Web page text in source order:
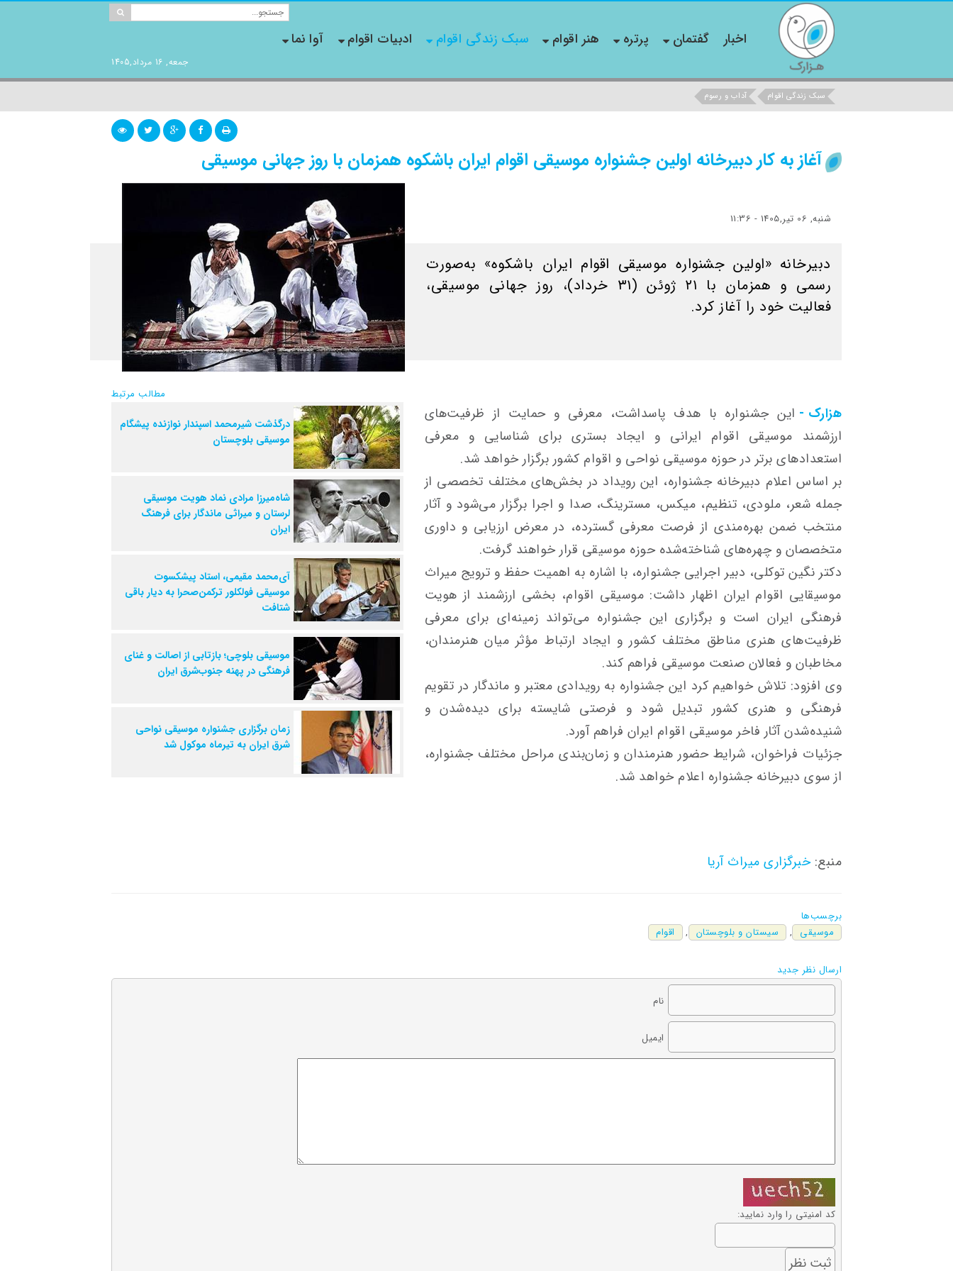
جمعه, 16 مرداد,1405
اخبار گفتمان پرتره هنر اقوام سبک زندگی اقوام ادبیات اقوام آوا نما
سبک زندگی اقوام آداب و رسوم
آغاز به کار دبیرخانه اولین جشنواره موسیقی اقوام ایران باشکوه همزمان با روز جهانی موسیقی
شنبه, 06 تیر,1405 - 11:36
دبیرخانه «اولین جشنواره موسیقی اقوام ایران باشکوه» به‌صورت
رسمی و همزمان با ۲۱ ژوئن (۳۱ خرداد)، روز جهانی موسیقی،
فعالیت خود را آغاز کرد.
هزارک - این جشنواره با هدف پاسداشت، معرفی و حمایت از ظرفیت‌های
ارزشمند موسیقی اقوام ایرانی و ایجاد بستری برای شناسایی و معرفی
استعدادهای برتر در حوزه موسیقی نواحی و اقوام کشور برگزار خواهد شد.
بر اساس اعلام دبیرخانه جشنواره، این رویداد در بخش‌های مختلف تخصصی از
جمله شعر، ملودی، تنظیم، میکس، مسترینگ، صدا و اجرا برگزار می‌شود و آثار
منتخب ضمن بهره‌مندی از فرصت معرفی گسترده، در معرض ارزیابی و داوری
متخصصان و چهره‌های شناخته‌شده حوزه موسیقی قرار خواهند گرفت.
دکتر نگین توکلی، دبیر اجرایی جشنواره، با اشاره به اهمیت حفظ و ترویج میراث
موسیقایی اقوام ایران اظهار داشت: موسیقی اقوام، بخشی ارزشمند از هویت
فرهنگی ایران است و برگزاری این جشنواره می‌تواند زمینه‌ای برای معرفی
ظرفیت‌های هنری مناطق مختلف کشور و ایجاد ارتباط مؤثر میان هنرمندان،
مخاطبان و فعالان صنعت موسیقی فراهم کند.
وی افزود: تلاش خواهیم کرد این جشنواره به رویدادی معتبر و ماندگار در تقویم
فرهنگی و هنری کشور تبدیل شود و فرصتی شایسته برای دیده‌شدن و
شنیده‌شدن آثار فاخر موسیقی اقوام ایران فراهم آورد.
جزئیات فراخوان، شرایط حضور هنرمندان و زمان‌بندی مراحل مختلف جشنواره،
از سوی دبیرخانه جشنواره اعلام خواهد شد.
منبع:خبرگزاری میراث آریا
مطالب مرتبط
درگذشت شیرمحمد اسپندار نوازنده پیشگام
موسیقی بلوچستان
شاه‌میرزا مرادی نماد هویت موسیقی
لرستان و میراثی ماندگار برای فرهنگ
ایران
آی‌محمد مقیمی، استاد پیشکسوت
موسیقی فولکلور ترکمن‌صحرا به دیار باقی
شتافت
موسیقی بلوچی؛ بازتابی از اصالت و غنای
فرهنگی در پهنه جنوب‌شرق ایران
زمان برگزاری جشنواره موسیقی نواحی
شرق ایران به تیرماه موکول شد
برچسب‌ها
موسیقی
, سیستان و بلوچستان , اقوام
ارسال نظر جدید
نام
ایمیل
کد امنیتی را وارد نمایید: